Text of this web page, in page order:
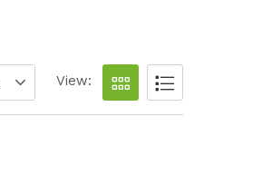
View: